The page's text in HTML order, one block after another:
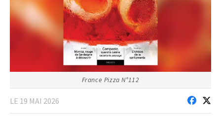
France Pizza N°112
LE 19 MAI 2026